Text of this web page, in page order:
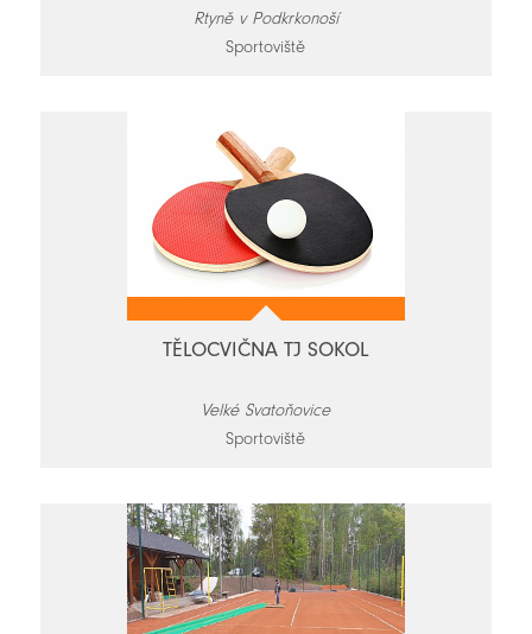
Rtyně v Podkrkonoší
Sportoviště
TĚLOCVIČNA TJ SOKOL
Velké Svatoňovice
Sportoviště